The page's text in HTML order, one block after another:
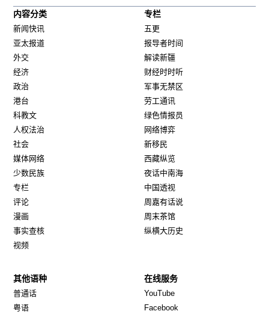
内容分类
新闻快讯
亚太报道
外交
经济
政治
港台
科教文
人权法治
社会
媒体网络
少数民族
专栏
评论
漫画
事实查核
视频
专栏
五更
报导者时间
解读新疆
财经时时听
军事无禁区
劳工通讯
绿色情报员
网络博弈
新移民
西藏纵览
夜话中南海
中国透视
周嘉有话说
周末茶馆
纵横大历史
其他语种
普通话
粤语
在线服务
YouTube
Facebook